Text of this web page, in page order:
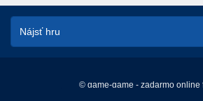
© game-game - zadarmo online